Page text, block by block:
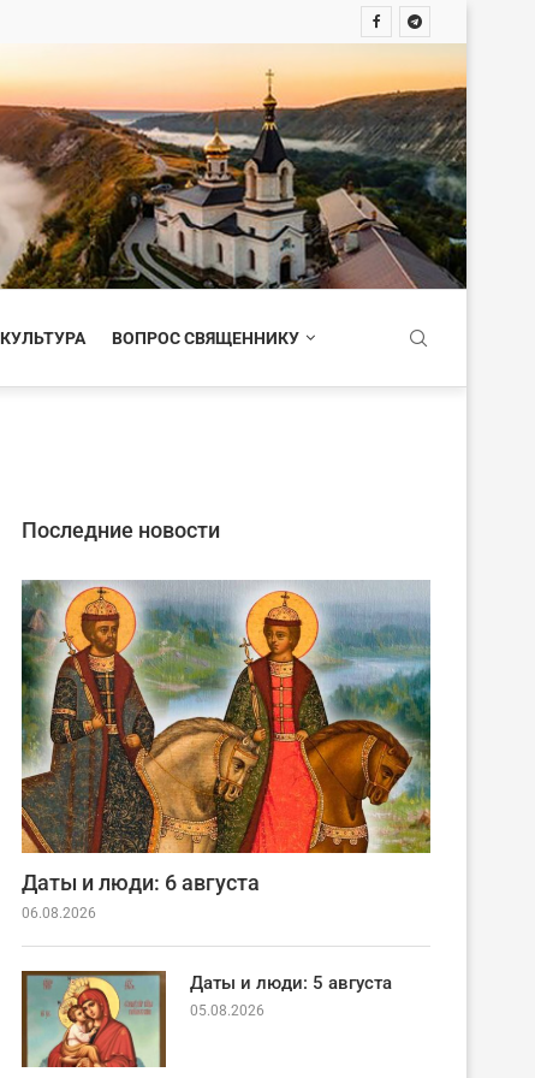
ВОПРОС СВЯЩЕННИКУ
Последние новости
Даты и люди: 6 августа
06.08.2026
Даты и люди: 5 августа
05.08.2026